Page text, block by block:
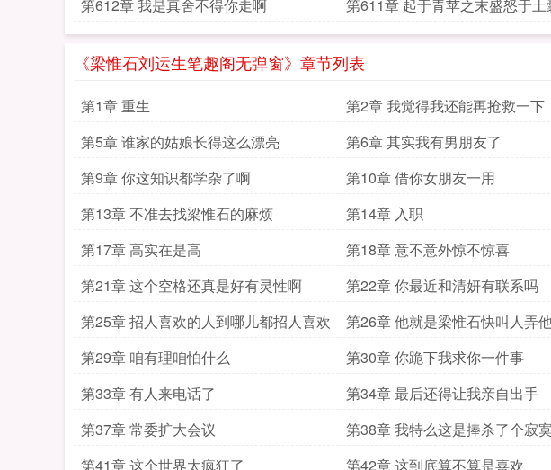
第612章 我是真舍不得你走啊 第611章 起于青苹之末盛怒于土
《梁惟石刘运生笔趣阁无弹窗》章节列表
第1章 重生 第2章 我觉得我还能再抢救一下
第5章 谁家的姑娘长得这么漂亮
第6章 其实我有男朋友了
第9章 你这知识都学杂了啊
第10章 借你女朋友一用
第13章 不准去找梁惟石的麻烦
第14章 入职
第17章 高实在是高
第18章 意不意外惊不惊喜
第21章 这个空格还真是好有灵性啊
第22章 你最近和清妍有联系吗
第25章 招人喜欢的人到哪儿都招人喜欢
第26章 他就是梁惟石快叫人弄
第29章 咱有理咱怕什么
第30章 你跪下我求你一件事
第33章 有人来电话了
第34章 最后还得让我亲自出手
第37章 常委扩大会议
第38章 我特么这是捧杀了个寂
第41章 这个世界太疯狂了
第42章 这到底算不算是喜欢